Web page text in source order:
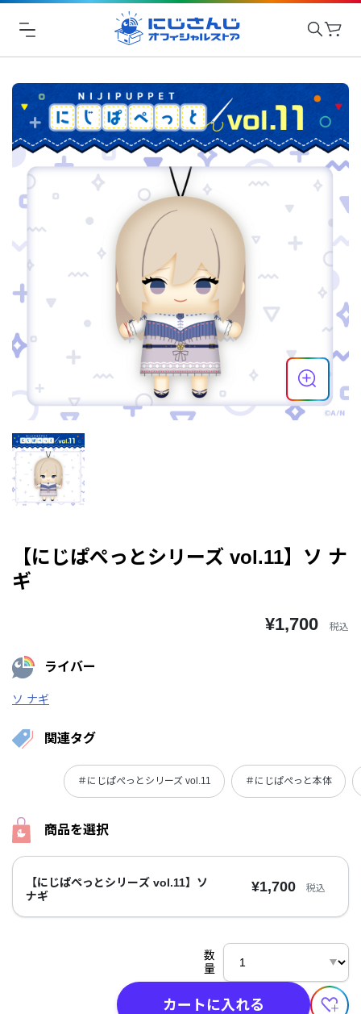
【にじぱぺっとシリーズ vol.11】ソ ナ
ギ
¥1,700 税込
ライバー
ソ ナギ
関連タグ
＃にじぱぺっとシリーズ vol.11 ＃にじぱぺっと本体
商品を選択
【にじぱぺっとシリーズ vol.11】ソ
ナギ
¥1,700 税込
数
量
カートに入れる